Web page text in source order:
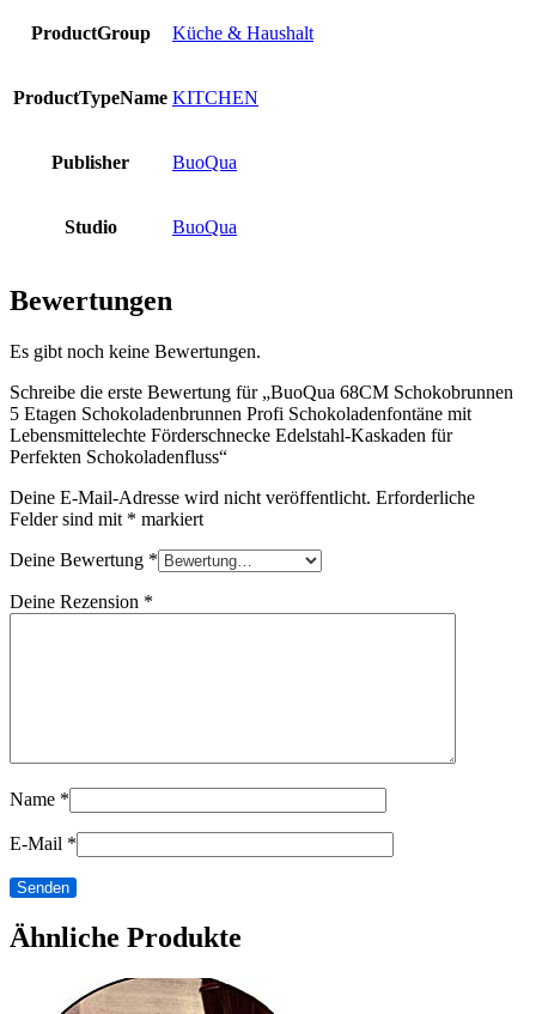
ProductGroup Küche & Haushalt
ProductTypeName KITCHEN
Publisher BuoQua
Studio BuoQua
Bewertungen
Es gibt noch keine Bewertungen.
Schreibe die erste Bewertung für „BuoQua 68CM Schokobrunnen
5 Etagen Schokoladenbrunnen Profi Schokoladenfontäne mit
Lebensmittelechte Förderschnecke Edelstahl-Kaskaden für
Perfekten Schokoladenfluss“
Deine E-Mail-Adresse wird nicht veröffentlicht. Erforderliche
Felder sind mit * markiert
Deine Bewertung *
Deine Rezension *
Name *
E-Mail *
Ähnliche Produkte